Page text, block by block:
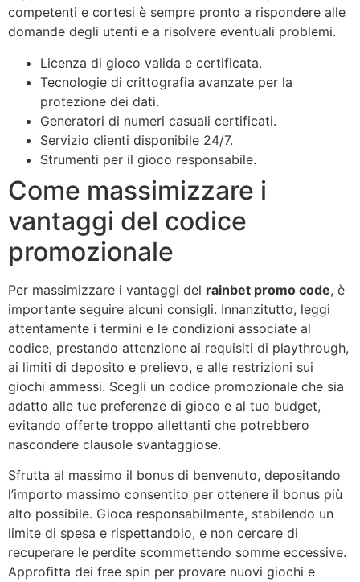
competenti e cortesi è sempre pronto a rispondere alle
domande degli utenti e a risolvere eventuali problemi.
Licenza di gioco valida e certificata.
Tecnologie di crittografia avanzate per la
protezione dei dati.
Generatori di numeri casuali certificati.
Servizio clienti disponibile 24/7.
Strumenti per il gioco responsabile.
Come massimizzare i
vantaggi del codice
promozionale
Per massimizzare i vantaggi del rainbet promo code, è
importante seguire alcuni consigli. Innanzitutto, leggi
attentamente i termini e le condizioni associate al
codice, prestando attenzione ai requisiti di playthrough,
ai limiti di deposito e prelievo, e alle restrizioni sui
giochi ammessi. Scegli un codice promozionale che sia
adatto alle tue preferenze di gioco e al tuo budget,
evitando offerte troppo allettanti che potrebbero
nascondere clausole svantaggiose.
Sfrutta al massimo il bonus di benvenuto, depositando
l’importo massimo consentito per ottenere il bonus più
alto possibile. Gioca responsabilmente, stabilendo un
limite di spesa e rispettandolo, e non cercare di
recuperare le perdite scommettendo somme eccessive.
Approfitta dei free spin per provare nuovi giochi e